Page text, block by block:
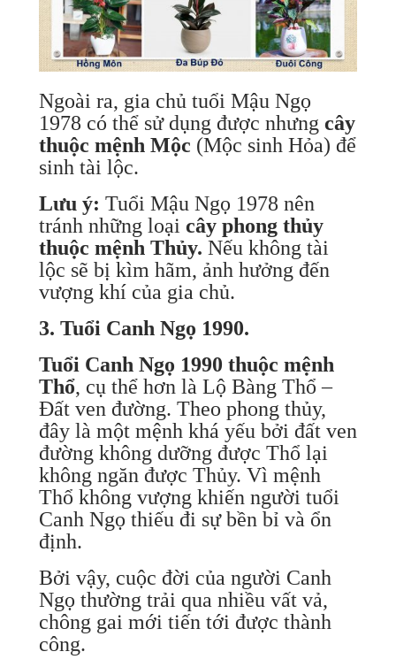
Ngoài ra, gia chủ tuổi Mậu Ngọ
1978 có thể sử dụng được nhưng cây
thuộc mệnh Mộc (Mộc sinh Hỏa) để
sinh tài lộc.
Lưu ý: Tuổi Mậu Ngọ 1978 nên
tránh những loại cây phong thủy
thuộc mệnh Thủy. Nếu không tài
lộc sẽ bị kìm hãm, ảnh hưởng đến
vượng khí của gia chủ.
3. Tuổi Canh Ngọ 1990.
Tuổi Canh Ngọ 1990 thuộc mệnh
Thổ, cụ thể hơn là Lộ Bàng Thổ –
Đất ven đường. Theo phong thủy,
đây là một mệnh khá yếu bởi đất ven
đường không dưỡng được Thổ lại
không ngăn được Thủy. Vì mệnh
Thổ không vượng khiến người tuổi
Canh Ngọ thiếu đi sự bền bỉ và ổn
định.
Bởi vậy, cuộc đời của người Canh
Ngọ thường trải qua nhiều vất vả,
chông gai mới tiến tới được thành
công.